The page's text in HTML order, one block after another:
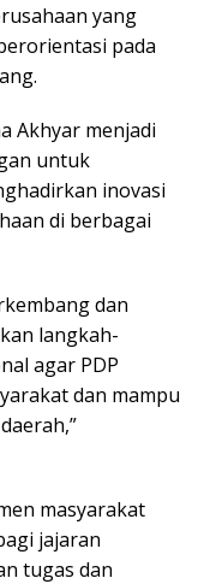
yang
pada
Akhyar menjadi
untuk
inovasi
di berbagai
dan
langkah-
agar PDP
dan mampu
masyarakat
jajaran
tugas dan